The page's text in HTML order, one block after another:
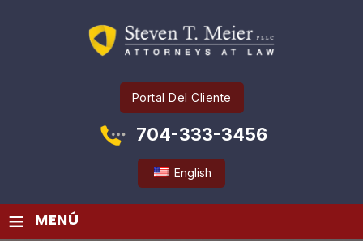
Portal Del Cliente
704-333-3456
English
≡ MENÚ